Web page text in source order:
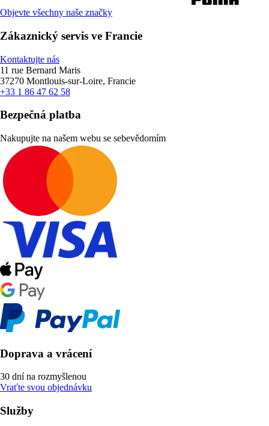
Objevte všechny naše značky
Zákaznický servis ve Francie
Kontaktujte nás
11 rue Bernard Maris
37270 Montlouis-sur-Loire, Francie
+33 1 86 47 62 58
Bezpečná platba
Nakupujte na našem webu se sebevědomím
Doprava a vrácení
30 dní na rozmyšlenou
Vraťte svou objednávku
Služby